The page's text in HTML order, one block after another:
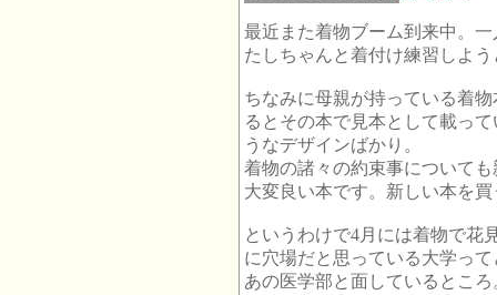
最近また着物ブーム到来中。
たしちゃんと着付け練習しよ
ちなみに母親が持っている着
るとその本で見本として載っ
うなデザインばかり。
着物の諸々の約束事について
大変良い本です。新しい本を
というわけで4月には着物で花
に穴場だと思っている大学っ
あの医学部と面しているとこ